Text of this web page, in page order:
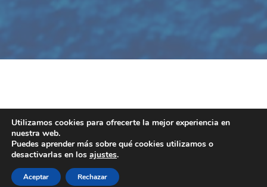
Aviso legal - Política de privacidad - Cookies - Condiciones generales de
contratación -
- © Mejores Tiendas Online 2024
Utilizamos cookies para ofrecerte la mejor experiencia en
nuestra web.
Puedes aprender más sobre qué cookies utilizamos o
desactivarlas en los ajustes.
Aceptar Rechazar